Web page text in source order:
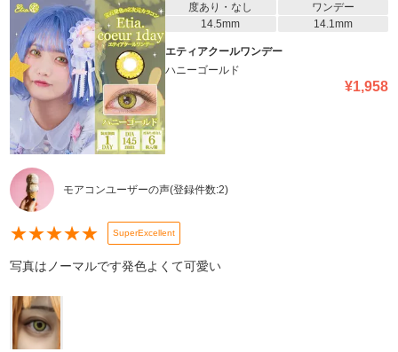
度あり・なし
ワンデー
14.5mm
14.1mm
エティアクールワンデー
ハニーゴールド
¥1,958
モアコンユーザーの声(登録件数:2)
★★★★★ SuperExcellent
写真はノーマルです発色よくて可愛い